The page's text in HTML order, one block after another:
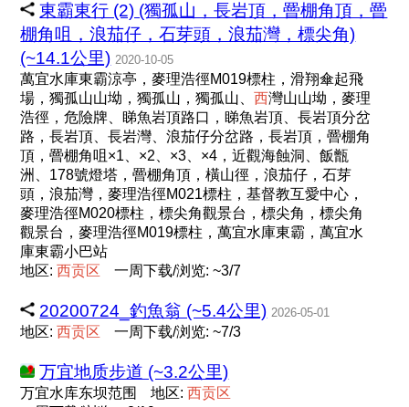
東霸東行 (2) (獨孤山，長岩頂，罾棚角頂，罾
棚角咀，浪茄仔，石芽頭，浪茄灣，標尖角)
(~14.1公里) 2020-10-05
萬宜水庫東霸涼亭，麥理浩徑M019標柱，滑翔傘起飛
場，獨孤山山坳，獨孤山，獨孤山、西灣山山坳，麥理
浩徑，危險牌、睇魚岩頂路口，睇魚岩頂、長岩頂分岔
路，長岩頂、長岩灣、浪茄仔分岔路，長岩頂，罾棚角
頂，罾棚角咀×1、×2、×3、×4，近觀海蝕洞、飯甑
洲、178號燈塔，罾棚角頂，橫山徑，浪茄仔，石芽
頭，浪茄灣，麥理浩徑M021標柱，基督教互愛中心，
麥理浩徑M020標柱，標尖角觀景台，標尖角，標尖角
觀景台，麥理浩徑M019標柱，萬宜水庫東霸，萬宜水
庫東霸小巴站
地区:西贡区 一周下载/浏览: ~3/7
20200724_釣魚翁 (~5.4公里) 2026-05-01
地区:西贡区 一周下载/浏览: ~7/3
万宜地质步道 (~3.2公里)
万宜水库东坝范围 地区:西贡区